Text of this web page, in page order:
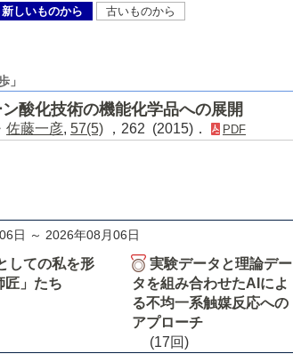
新しいものから 古いものから
」
酸化技術の機能化学品への展開
佐藤一彦, 57(5) ，262 (2015)． PDF
日 ～ 2026年08月06日
しての私を形
匠」たち
実験データと理論デー
タを組み合わせたAIによ
る不均一系触媒反応への
アプローチ
(17回)